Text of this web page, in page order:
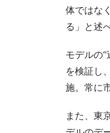
体ではな
る」と述
モデルの
を検証し
施。常に
また、東